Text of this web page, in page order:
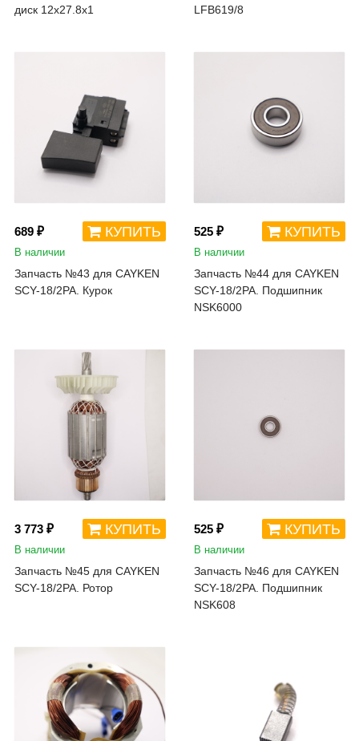
диск 12x27.8x1
LFB619/8
689 ₽ КУПИТЬ
В наличии
Запчасть №43 для CAYKEN
SCY-18/2PA. Курок
525 ₽ КУПИТЬ
В наличии
Запчасть №44 для CAYKEN
SCY-18/2PA. Подшипник
NSK6000
3 773 ₽ КУПИТЬ
В наличии
Запчасть №45 для CAYKEN
SCY-18/2PA. Ротор
525 ₽ КУПИТЬ
В наличии
Запчасть №46 для CAYKEN
SCY-18/2PA. Подшипник
NSK608